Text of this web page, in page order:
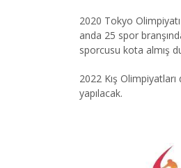
2020 Tokyo
anda 25 spor
sporcusu kota almış
2022 Kış Olimpiyatları
yapılacak.